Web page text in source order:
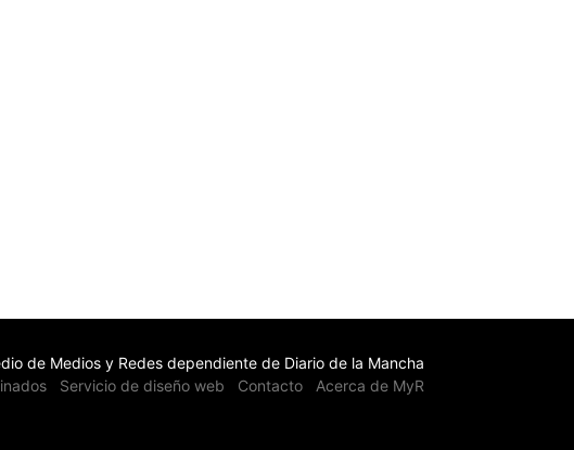
de Medios y Redes dependiente de Diario de la Mancha
Servicio de diseño web Contacto Acerca de MyR